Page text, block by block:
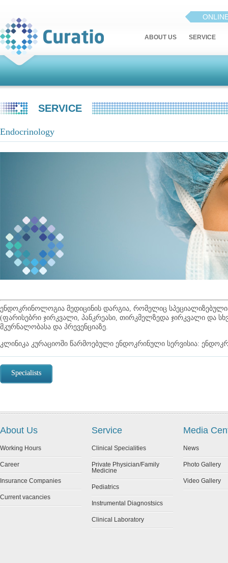
ABOUT US SERVICE
SERVICE
Endocrinology
ენდოკრინოლოგია მედიცინის დარგია, რომელიც
(ფარისებრი ჯირკვალი, პანკრეასი, თირკმელზედა ჯირკვალი და
მკურნალობასა და პრევენციაზე.
კლინიკა კურაციოში წარმოებული ენდოკრინული სერვისია:
Specialists
About Us
Working Hours
Career
Insurance Companies
Current vacancies
Service
Clinical Specialities
Private Physician/Family
Medicine
Pediatrics
Instrumental Diagnostsics
Clinical Laboratory
Media
News
Photo Gallery
Video Gallery